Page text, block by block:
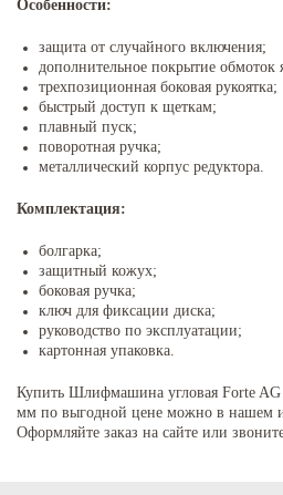
Особенности:
защита от случайного включения;
дополнительное покрытие обмоток
трехпозиционная боковая рукоятка;
быстрый доступ к щеткам;
плавный пуск;
поворотная ручка;
металлический корпус редуктора.
Комплектация:
болгарка;
защитный кожух;
боковая ручка;
ключ для фиксации диска;
руководство по эксплуатации;
картонная упаковка.
Купить Шлифмашина угловая Forte
мм по выгодной цене можно в нашем
Оформляйте заказ на сайте или